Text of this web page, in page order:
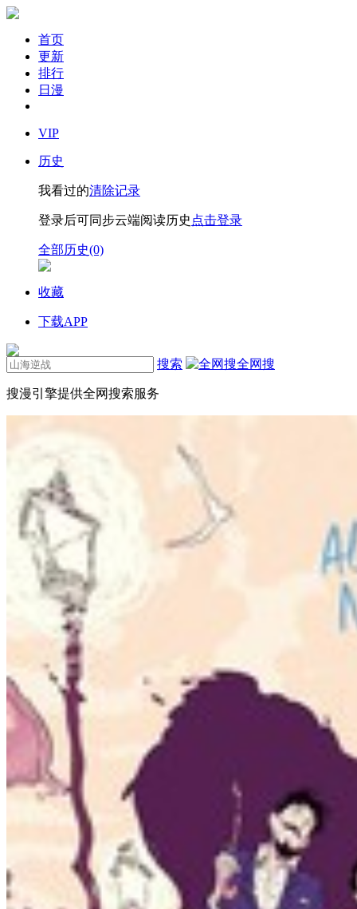
首页
更新
排行
日漫
VIP
历史
我看过的清除记录
登录后可同步云端阅读历史 点击登录
全部历史(0)
收藏
下载APP
搜索 全网搜
搜漫引擎提供全网搜索服务